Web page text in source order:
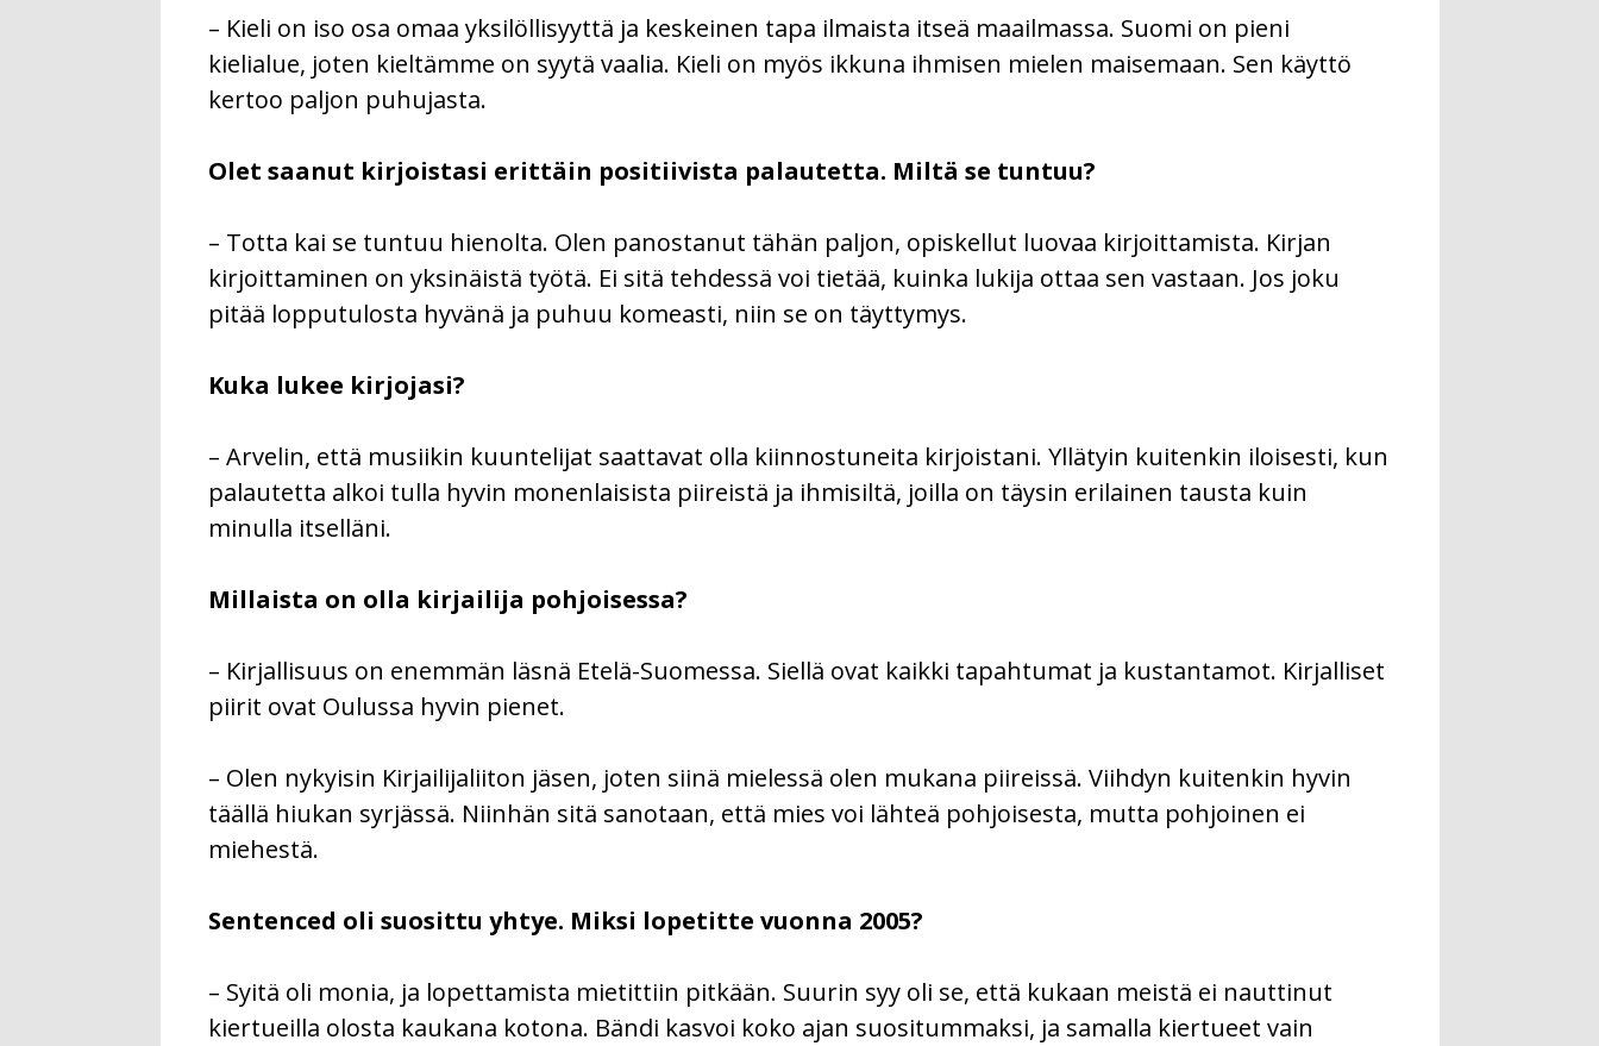
– Kieli on iso osa omaa yksilöllisyyttä ja keskeinen tapa ilmaista itseä maailmassa. Suomi on pieni
kielialue, joten kieltämme on syytä vaalia. Kieli on myös ikkuna ihmisen mielen maisemaan. Sen käyttö
kertoo paljon puhujasta.
Olet saanut kirjoistasi erittäin positiivista palautetta. Miltä se tuntuu?
– Totta kai se tuntuu hienolta. Olen panostanut tähän paljon, opiskellut luovaa kirjoittamista. Kirjan
kirjoittaminen on yksinäistä työtä. Ei sitä tehdessä voi tietää, kuinka lukija ottaa sen vastaan. Jos joku
pitää lopputulosta hyvänä ja puhuu komeasti, niin se on täyttymys.
Kuka lukee kirjojasi?
– Arvelin, että musiikin kuuntelijat saattavat olla kiinnostuneita kirjoistani. Yllätyin kuitenkin iloisesti, kun
palautetta alkoi tulla hyvin monenlaisista piireistä ja ihmisiltä, joilla on täysin erilainen tausta kuin
minulla itselläni.
Millaista on olla kirjailija pohjoisessa?
– Kirjallisuus on enemmän läsnä Etelä-Suomessa. Siellä ovat kaikki tapahtumat ja kustantamot. Kirjalliset
piirit ovat Oulussa hyvin pienet.
– Olen nykyisin Kirjailijaliiton jäsen, joten siinä mielessä olen mukana piireissä. Viihdyn kuitenkin hyvin
täällä hiukan syrjässä. Niinhän sitä sanotaan, että mies voi lähteä pohjoisesta, mutta pohjoinen ei
miehestä.
Sentenced oli suosittu yhtye. Miksi lopetitte vuonna 2005?
– Syitä oli monia, ja lopettamista mietittiin pitkään. Suurin syy oli se, että kukaan meistä ei nauttinut
kiertueilla olosta kaukana kotona. Bändi kasvoi koko ajan suositummaksi, ja samalla kiertueet vain